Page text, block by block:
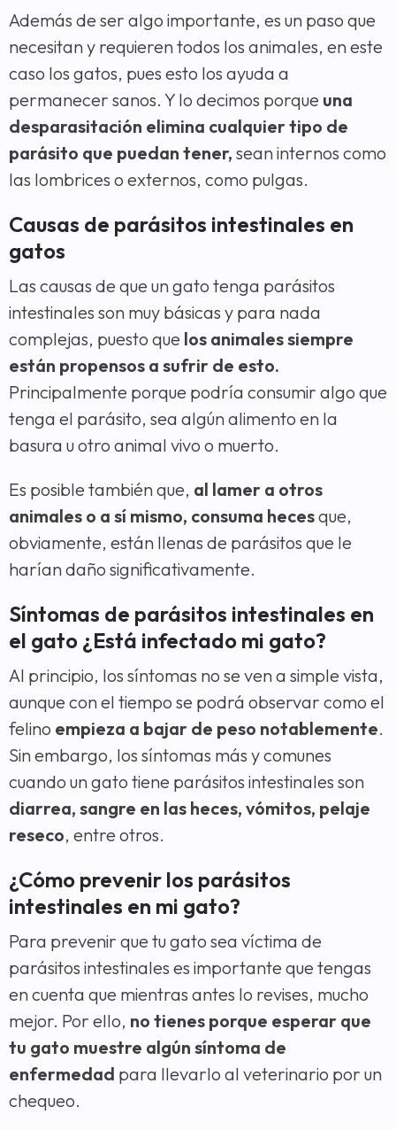
Además de ser algo importante, es un paso que
necesitan y requieren todos los animales, en este
caso los gatos, pues esto los ayuda a
permanecer sanos. Y lo decimos porque una
desparasitación elimina cualquier tipo de
parásito que puedan tener, sean internos como
las lombrices o externos, como pulgas.
Causas de parásitos intestinales en
gatos
Las causas de que un gato tenga parásitos
intestinales son muy básicas y para nada
complejas, puesto que los animales siempre
están propensos a sufrir de esto.
Principalmente porque podría consumir algo que
tenga el parásito, sea algún alimento en la
basura u otro animal vivo o muerto.
Es posible también que, al lamer a otros
animales o a sí mismo, consuma hecesque,
obviamente, están llenas de parásitos que le
harían daño significativamente.
Síntomas de parásitos intestinales en
el gato ¿Está infectado mi gato?
Al principio, los síntomas no se ven a simple vista,
aunque con el tiempo se podrá observar como el
felino empieza a bajar de peso notablemente.
Sin embargo, los síntomas más y comunes
cuando un gato tiene parásitos intestinales son
diarrea, sangre en las heces, vómitos, pelaje
reseco, entre otros.
¿Cómo prevenir los parásitos
intestinales en mi gato?
Para prevenir que tu gato sea víctima de
parásitos intestinales es importante que tengas
en cuenta que mientras antes lo revises, mucho
mejor. Por ello, no tienes porque esperar que
tu gato muestre algún síntoma de
enfermedad para llevarlo al veterinario por un
chequeo.